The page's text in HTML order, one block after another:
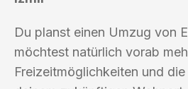
Du planst einen Umzug von
möchtest natürlich vorab
Freizeitmöglichkeiten und